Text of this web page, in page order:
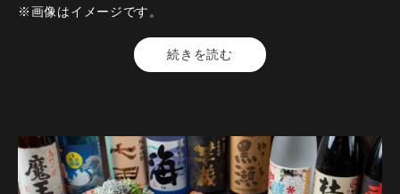
【開催期間】2026年5月1日～2026年11月30日
【来店時間】17時00分～21時00分
【予約期限】当日（15時までにご予約ください）
※画像はイメージです。
続きを読む
【料金】1540円（税込）
【人数】2名様から99名様
【コース内容】